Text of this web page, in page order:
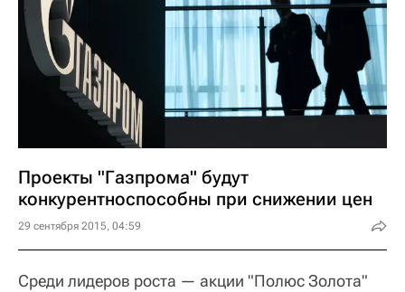
Проекты "Газпрома" будут
конкурентноспособны при снижении цен
29 сентября 2015, 04:59
Среди лидеров роста — акции "Полюс Золота"